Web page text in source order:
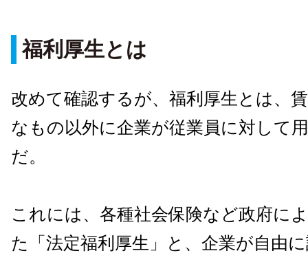
福利厚生とは
改めて確認するが、福利厚生とは、
なもの以外に企業が従業員に対して
だ。
これには、各種社会保険など政府に
た「法定福利厚生」と、企業が自由